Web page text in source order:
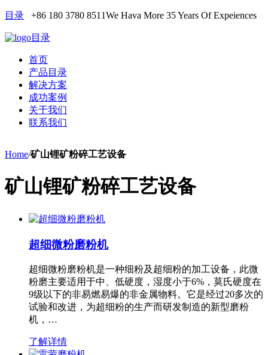
目录 +86 180 3780 8511We Hava More 35 Years Of Expeiences
目录
首页
产品目录
解决方案
成功案例
关于我们
联系我们
Home/矿山锂矿粉碎工艺设备
矿山锂矿粉碎工艺设备
超细微粉磨粉机
超细微粉磨粉机是一种细粉及超细粉的加工设备，此微
粉磨主要适用于中、低硬度，湿度小于6%，莫氏硬度在
9级以下的非易燃易爆的非金属物料。它是经过20多次的
试验和改进，为超细粉的生产而研发制造的新型磨粉
机，…
了解详情